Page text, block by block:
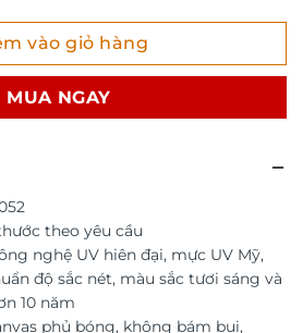
cảnh Địa Trung Hải TDT1052
vào giỏ hàng
MUA NGAY
theo yêu cầu
nghệ UV hiên đại, mực UV Mỹ,
độ sắc nét, màu sắc tươi sáng và
10 năm
phủ bóng, không bám bụi,